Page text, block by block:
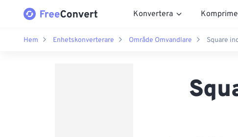
Konvertera
Hem Enhetskonverterare Område Omvandlare Square